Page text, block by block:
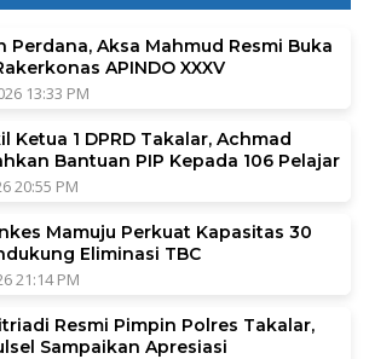
Perdana, Aksa Mahmud Resmi Buka
APINDO XXXV
13:33 PM
Ketua 1 DPRD Takalar, Achmad
Bantuan PIP Kepada 106 Pelajar
20:55 PM
Mamuju Perkuat Kapasitas 30
Eliminasi TBC
21:14 PM
Resmi Pimpin Polres Takalar,
Sampaikan Apresiasi